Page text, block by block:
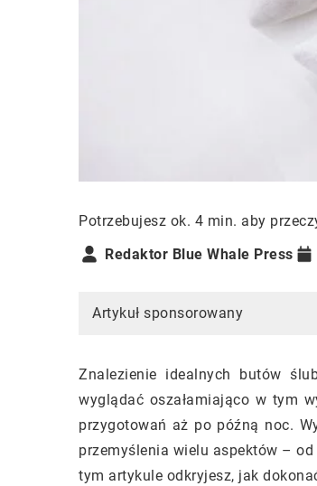
Potrzebujesz ok. 4 min. aby
Redaktor Blue Whale Press
Artykuł sponsorowany
Znalezienie idealnych butów
wyglądać oszałamiająco w tym
przygotowań aż po późną noc.
przemyślenia wielu aspektów –
tym artykule odkryjesz, jak